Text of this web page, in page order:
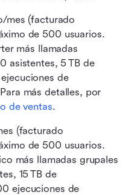
mes (facturado
de 500 usuarios.
más llamadas
asistentes, 5 TB de
de
más detalles, por
de ventas.
(facturado
de 500 usuarios.
más llamadas grupales
15 TB de
ejecuciones de